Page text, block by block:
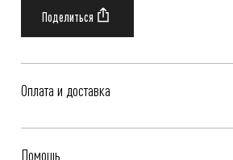
Оплата и доставка
Помощь